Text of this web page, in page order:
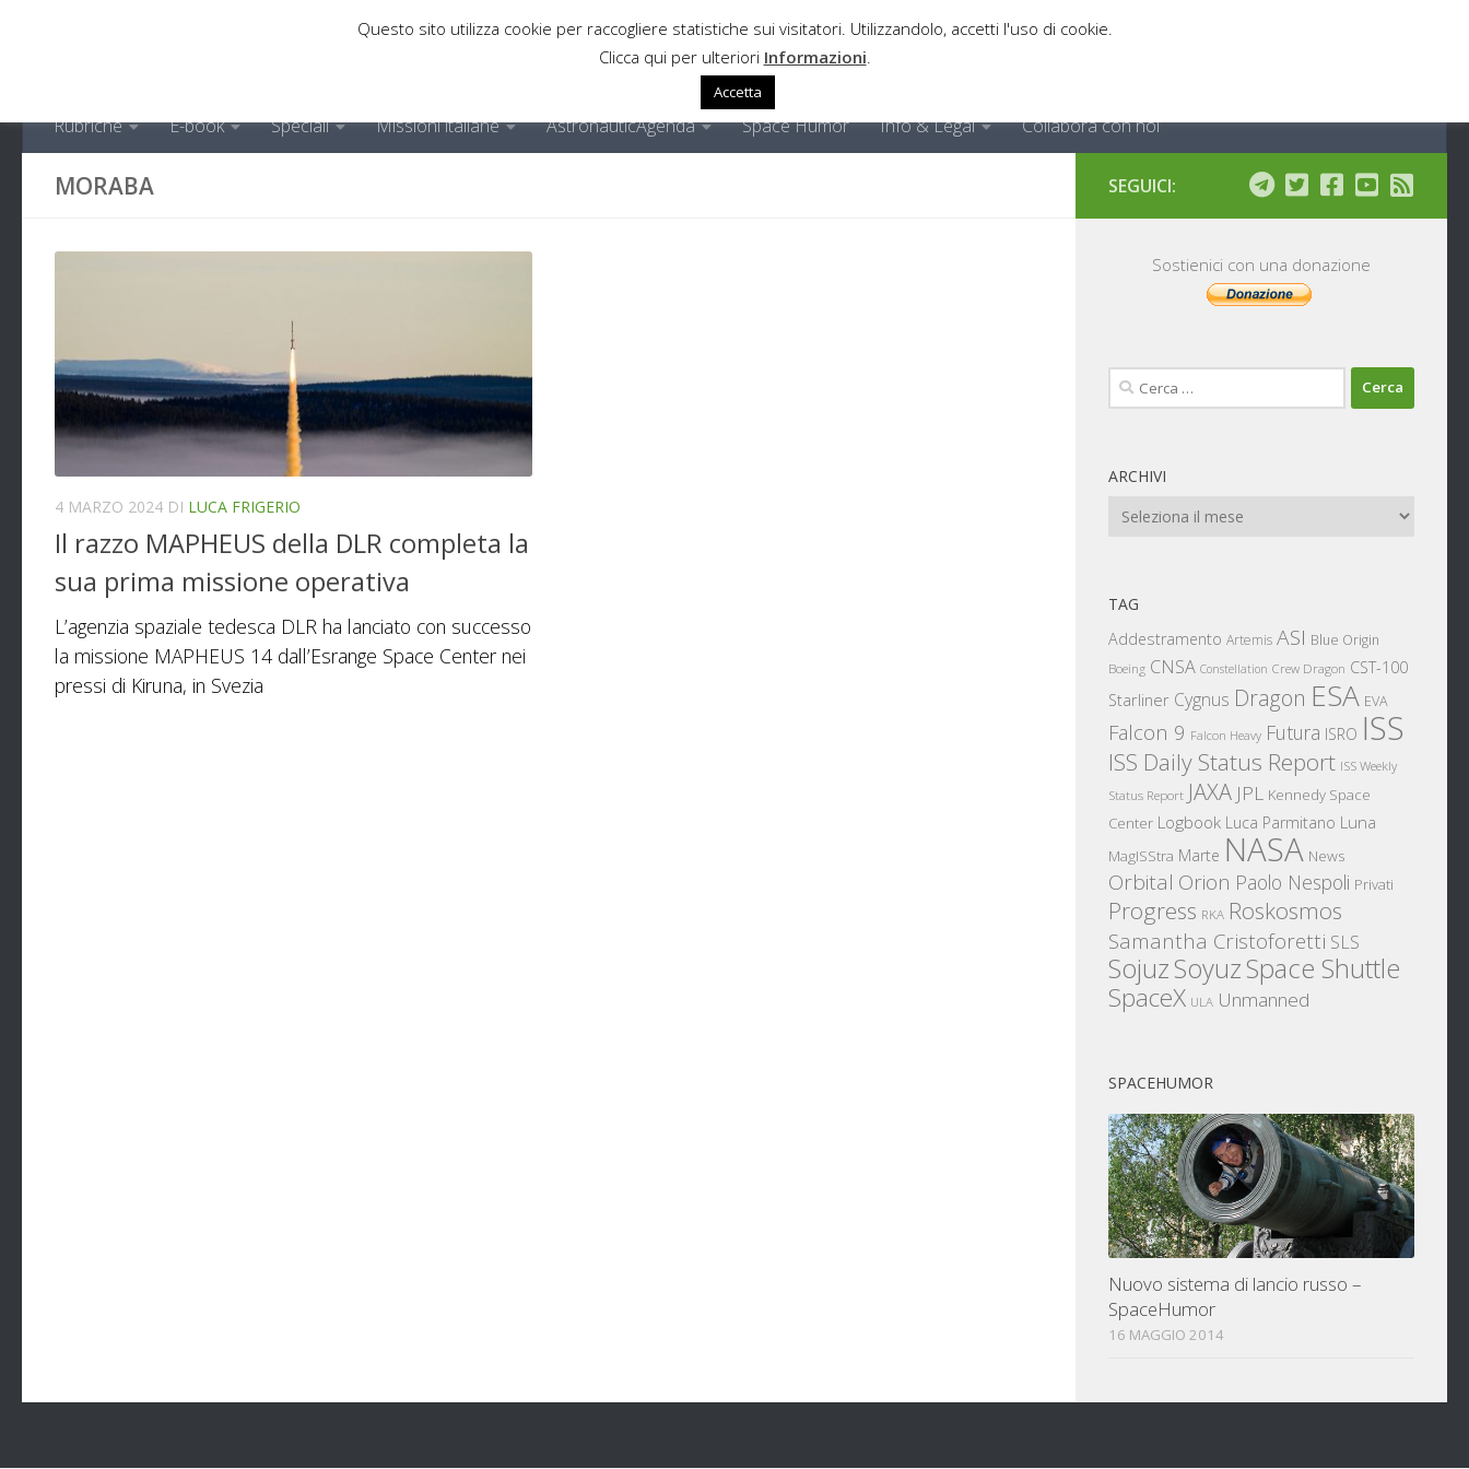
Rubriche E-book Speciali Missioni italiane AstronauticAgenda Space Humor Info & Legal Collabora con noi
MORABA
4 MARZO 2024 DI LUCA FRIGERIO
Il razzo MAPHEUS della DLR completa la
sua prima missione operativa
L’agenzia spaziale tedesca DLR ha lanciato con successo
la missione MAPHEUS 14 dall’Esrange Space Center nei
pressi di Kiruna, in Svezia
SEGUICI:
Sostienici con una donazione
Ricerca
per:
ARCHIVI
Archivi
TAG
Addestramento Artemis ASI Blue Origin
Boeing CNSA Constellation Crew Dragon CST-100
Starliner Cygnus Dragon ESA EVA
Falcon 9 Falcon Heavy Futura ISRO ISS
ISS Daily Status Report ISS Weekly
Status Report JAXA JPL Kennedy Space
Center Logbook Luca Parmitano Luna
MagISStra Marte NASA News
Orbital Orion Paolo Nespoli Privati
Progress RKA Roskosmos
Samantha Cristoforetti SLS
SojuzSoyuzSpace Shuttle
SpaceX ULA Unmanned
SPACEHUMOR
Nuovo sistema di lancio russo –
SpaceHumor
16 MAGGIO 2014
Questo sito utilizza cookie per raccogliere statistiche sui visitatori. Utilizzandolo, accetti l'uso di cookie.
Clicca qui per ulteriori Informazioni
Accetta